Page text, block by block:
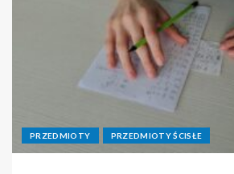
PRZEDMIOTY PRZEDMIOTY ŚCISŁE